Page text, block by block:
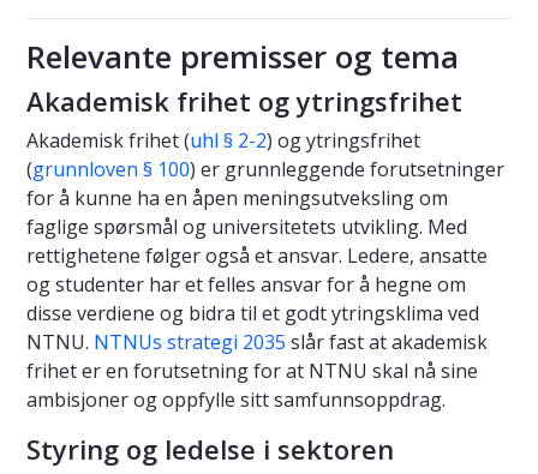
Relevante premisser og tema
Akademisk frihet og ytringsfrihet
Akademisk frihet (uhl § 2-2) og ytringsfrihet
(grunnloven § 100) er grunnleggende forutsetninger
for å kunne ha en åpen meningsutveksling om
faglige spørsmål og universitetets utvikling. Med
rettighetene følger også et ansvar. Ledere, ansatte
og studenter har et felles ansvar for å hegne om
disse verdiene og bidra til et godt ytringsklima ved
NTNU. NTNUs strategi 2035 slår fast at akademisk
frihet er en forutsetning for at NTNU skal nå sine
ambisjoner og oppfylle sitt samfunnsoppdrag.
Styring og ledelse i sektoren